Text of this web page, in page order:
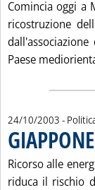
Comincia oggi a
ricostruzione
Paese
24/10/2003 -
Ricorso alle
riduca il rischio